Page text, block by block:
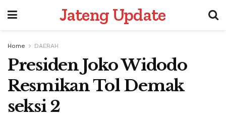
Jateng Update
Home DAERAH
Presiden Joko Widodo
Resmikan Tol Demak
seksi 2